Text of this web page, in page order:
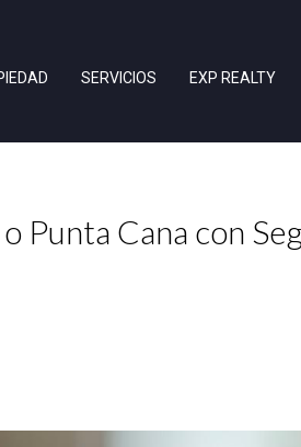
SERVICIOS EXP REALTY
Punta Cana con